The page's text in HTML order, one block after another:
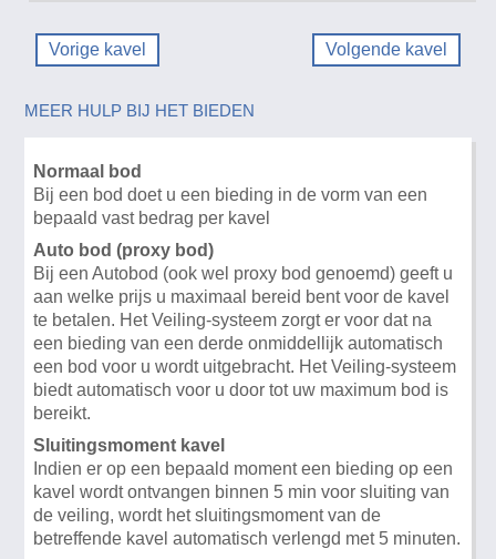
Vorige kavel Volgende kavel
MEER HULP BIJ HET BIEDEN
Normaal bod
Bij een bod doet u een bieding in de vorm van een
bepaald vast bedrag per kavel
Auto bod (proxy bod)
Bij een Autobod (ook wel proxy bod genoemd) geeft u
aan welke prijs u maximaal bereid bent voor de kavel
te betalen. Het Veiling-systeem zorgt er voor dat na
een bieding van een derde onmiddellijk automatisch
een bod voor u wordt uitgebracht. Het Veiling-systeem
biedt automatisch voor u door tot uw maximum bod is
bereikt.
Sluitingsmoment kavel
Indien er op een bepaald moment een bieding op een
kavel wordt ontvangen binnen 5 min voor sluiting van
de veiling, wordt het sluitingsmoment van de
betreffende kavel automatisch verlengd met 5 minuten.